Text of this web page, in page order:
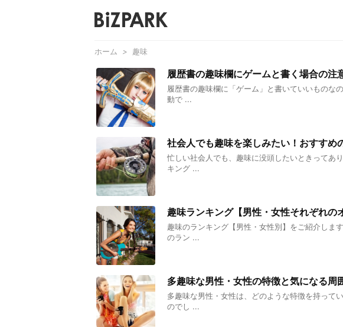
ホーム > 趣味
履歴書の趣味欄にゲームと書く場合の注
履歴書の趣味欄に「ゲーム」と書いていいものな
動で ...
社会人でも趣味を楽しみたい！おすすめ
忙しい社会人でも、趣味に没頭したいときってあ
キング ...
趣味ランキング【男性・女性それぞれの
趣味のランキング【男性・女性別】をご紹介しま
のラン ...
多趣味な男性・女性の特徴と気になる周
多趣味な男性・女性は、どのような特徴を持って
のでし ...